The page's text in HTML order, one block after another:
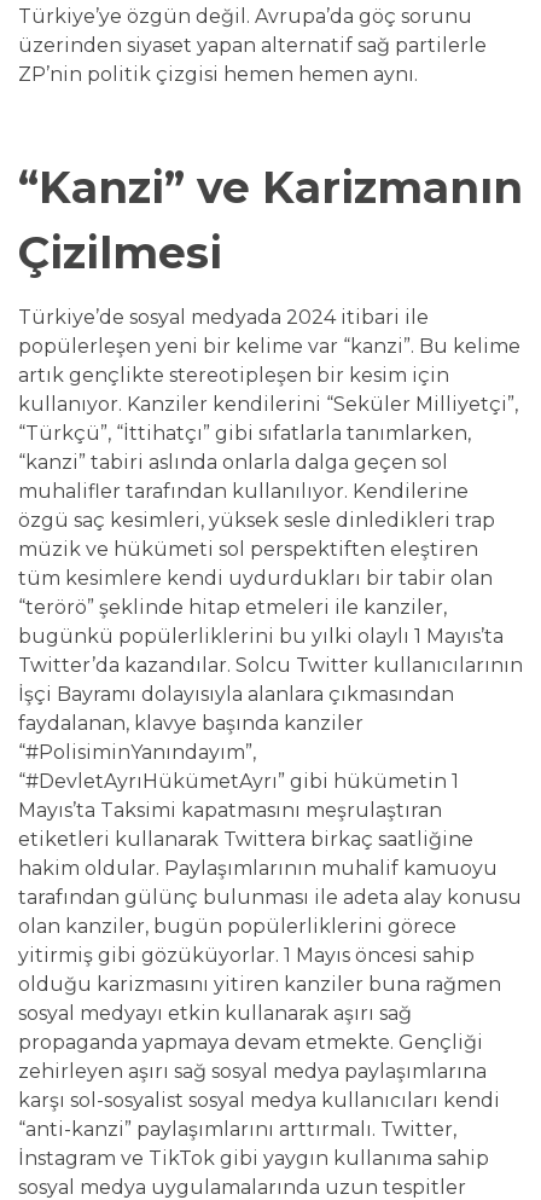
Türkiye’ye özgün değil. Avrupa’da göç sorunu
üzerinden siyaset yapan alternatif sağ partilerle
ZP’nin politik çizgisi hemen hemen aynı.
“Kanzi” ve Karizmanın
Çizilmesi
Türkiye’de sosyal medyada 2024 itibari ile
popülerleşen yeni bir kelime var “kanzi”. Bu kelime
artık gençlikte stereotipleşen bir kesim için
kullanıyor. Kanziler kendilerini “Seküler Milliyetçi”,
“Türkçü”, “İttihatçı” gibi sıfatlarla tanımlarken,
“kanzi” tabiri aslında onlarla dalga geçen sol
muhalifler tarafından kullanılıyor. Kendilerine
özgü saç kesimleri, yüksek sesle dinledikleri trap
müzik ve hükümeti sol perspektiften eleştiren
tüm kesimlere kendi uydurdukları bir tabir olan
“terörö” şeklinde hitap etmeleri ile kanziler,
bugünkü popülerliklerini bu yılki olaylı 1 Mayıs’ta
Twitter’da kazandılar. Solcu Twitter kullanıcılarının
İşçi Bayramı dolayısıyla alanlara çıkmasından
faydalanan, klavye başında kanziler
“#PolisiminYanındayım”,
“#DevletAyrıHükümetAyrı” gibi hükümetin 1
Mayıs’ta Taksimi kapatmasını meşrulaştıran
etiketleri kullanarak Twittera birkaç saatliğine
hakim oldular. Paylaşımlarının muhalif kamuoyu
tarafından gülünç bulunması ile adeta alay konusu
olan kanziler, bugün popülerliklerini görece
yitirmiş gibi gözüküyorlar. 1 Mayıs öncesi sahip
olduğu karizmasını yitiren kanziler buna rağmen
sosyal medyayı etkin kullanarak aşırı sağ
propaganda yapmaya devam etmekte. Gençliği
zehirleyen aşırı sağ sosyal medya paylaşımlarına
karşı sol-sosyalist sosyal medya kullanıcıları kendi
“anti-kanzi” paylaşımlarını arttırmalı. Twitter,
İnstagram ve TikTok gibi yaygın kullanıma sahip
sosyal medya uygulamalarında uzun tespitler